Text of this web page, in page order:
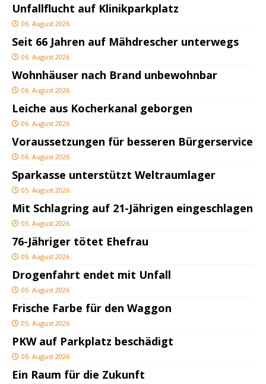
Unfallflucht auf Klinikparkplatz
06. August 2026
Seit 66 Jahren auf Mähdrescher unterwegs
06. August 2026
Wohnhäuser nach Brand unbewohnbar
06. August 2026
Leiche aus Kocherkanal geborgen
06. August 2026
Voraussetzungen für besseren Bürgerservice
06. August 2026
Sparkasse unterstützt Weltraumlager
05. August 2026
Mit Schlagring auf 21-Jährigen eingeschlagen
05. August 2026
76-Jähriger tötet Ehefrau
05. August 2026
Drogenfahrt endet mit Unfall
05. August 2026
Frische Farbe für den Waggon
05. August 2026
PKW auf Parkplatz beschädigt
05. August 2026
Ein Raum für die Zukunft